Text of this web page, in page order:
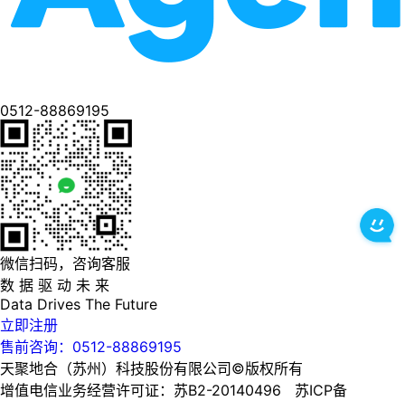
0512-88869195
微信扫码，咨询客服
数 据 驱 动 未 来
Data Drives The Future
立即注册
售前咨询：0512-88869195
天聚地合（苏州）科技股份有限公司©版权所有
增值电信业务经营许可证：苏B2-20140496 苏ICP备